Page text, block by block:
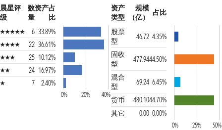
晨星评
级
数
量
资产占
比
6 33.89%
22 36.61%
25 10.12%
24 16.97%
7
2.40%
0% 20% 40%
资产
类型
规模
（亿）
占比
股票
型
46.72 4.35%
固收
型
477.9444.50%
混合
型
69.24 6.45%
货币
480.1044.70%
其它
0.00 0.00%
0% 25% 50%